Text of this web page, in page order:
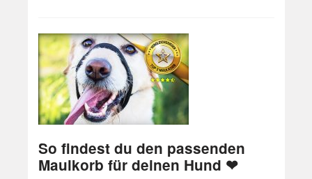
So findest du den passenden
Maulkorb für deinen Hund ❤